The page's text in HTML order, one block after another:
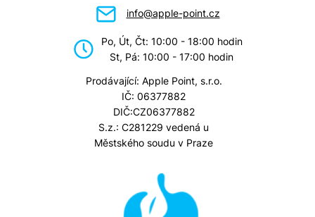
info@apple-point.cz
Po, Út, Čt: 10:00 - 18:00 hodin
St, Pá: 10:00 - 17:00 hodin
Prodávající: Apple Point, s.r.o.
IČ: 06377882
DIČ:CZ06377882
S.z.: C281229 vedená u
Městského soudu v Praze